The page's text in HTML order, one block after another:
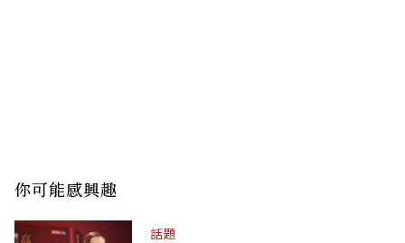
你可能感興趣
話題